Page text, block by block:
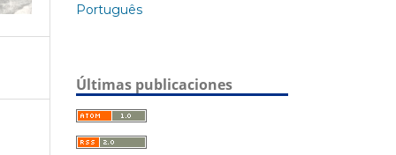
Português
Últimas publicaciones